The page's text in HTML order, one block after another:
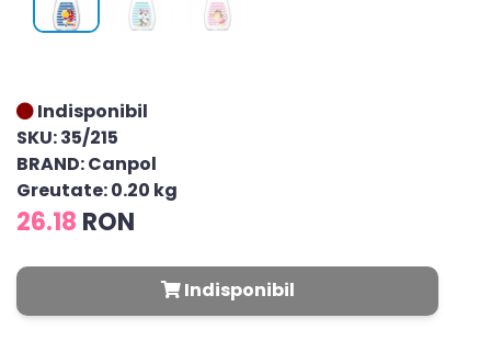
Indisponibil
SKU: 35/215
BRAND: Canpol
Greutate: 0.20 kg
26.18 RON
Indisponibil